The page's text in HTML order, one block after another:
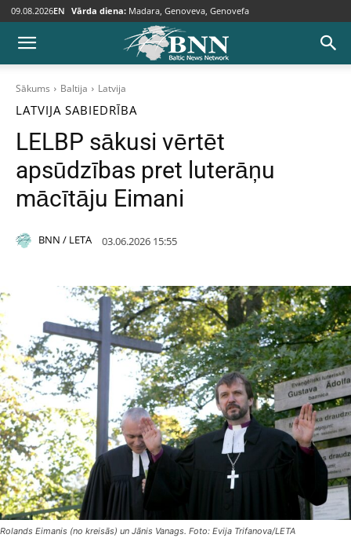
09.08.2026EN Vārda diena: Madara, Genoveva, Genovefa
Sākums Baltija Latvija
LATVIJA SABIEDRĪBA
LELBP sākusi vērtēt
apsūdzības pret luterāņu
mācītāju Eimani
BNN / LETA 03.06.2026 15:55
Rolands Eimanis (no kreisās) un Jānis Vanags. Foto: Evija Trifanova/LETA